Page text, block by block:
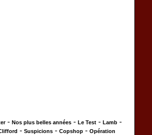
- Nos plus belles années - Le Test - Lamb -
- Suspicions - Copshop - Opération